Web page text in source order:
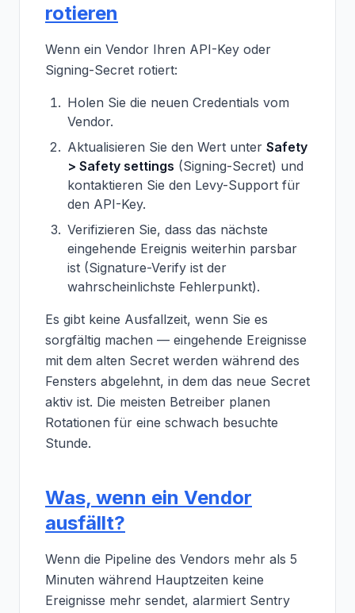
rotieren
Wenn ein Vendor Ihren API-Key oder
Signing-Secret rotiert:
Holen Sie die neuen Credentials vom
Vendor.
Aktualisieren Sie den Wert unter Safety
> Safety settings (Signing-Secret) und
kontaktieren Sie den Levy-Support für
den API-Key.
Verifizieren Sie, dass das nächste
eingehende Ereignis weiterhin parsbar
ist (Signature-Verify ist der
wahrscheinlichste Fehlerpunkt).
Es gibt keine Ausfallzeit, wenn Sie es
sorgfältig machen — eingehende Ereignisse
mit dem alten Secret werden während des
Fensters abgelehnt, in dem das neue Secret
aktiv ist. Die meisten Betreiber planen
Rotationen für eine schwach besuchte
Stunde.
Was, wenn ein Vendor
ausfällt?
Wenn die Pipeline des Vendors mehr als 5
Minuten während Hauptzeiten keine
Ereignisse mehr sendet, alarmiert Sentry